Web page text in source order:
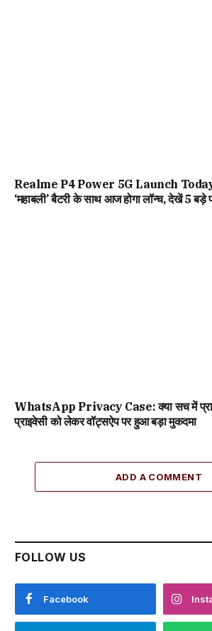
Realme P4 Power 5G Launch
‘महाबली’ बैटरी के साथ आज होगा लॉन्च, देखें 5 बड़े
WhatsApp Privacy Case: क्या सच में
प्राइवेसी को लेकर वॉट्सऐप पर हुआ बड़ा मुकदमा
ADD A COMMENT
FOLLOW US
Facebook